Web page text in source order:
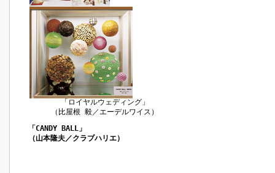
「ロイヤルウェディング」
（比屋根 毅／エーデルワイス）
「CANDY BALL」
（山本隆夫／クラブハリエ）